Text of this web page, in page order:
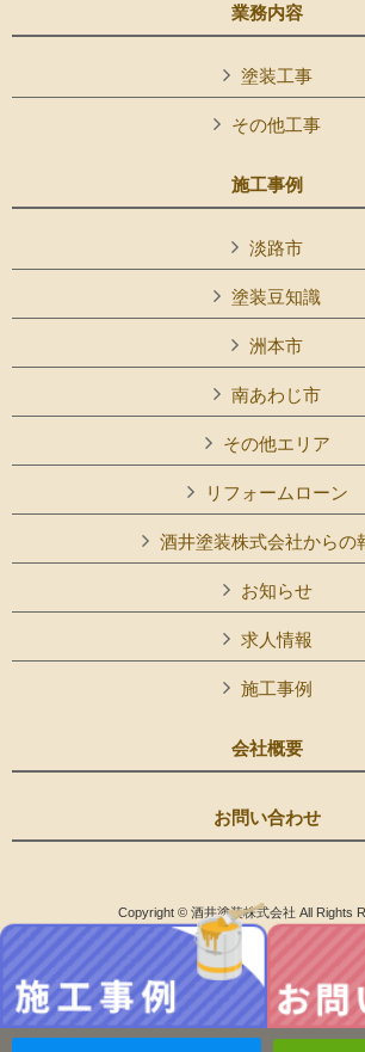
業務内容
塗装工事
その他工事
施工事例
淡路市
塗装豆知識
洲本市
南あわじ市
その他エリア
リフォームローン
酒井塗装株式会社からの
お知らせ
求人情報
施工事例
会社概要
お問い合わせ
Copyright © 酒井塗装株式会社 All Rights